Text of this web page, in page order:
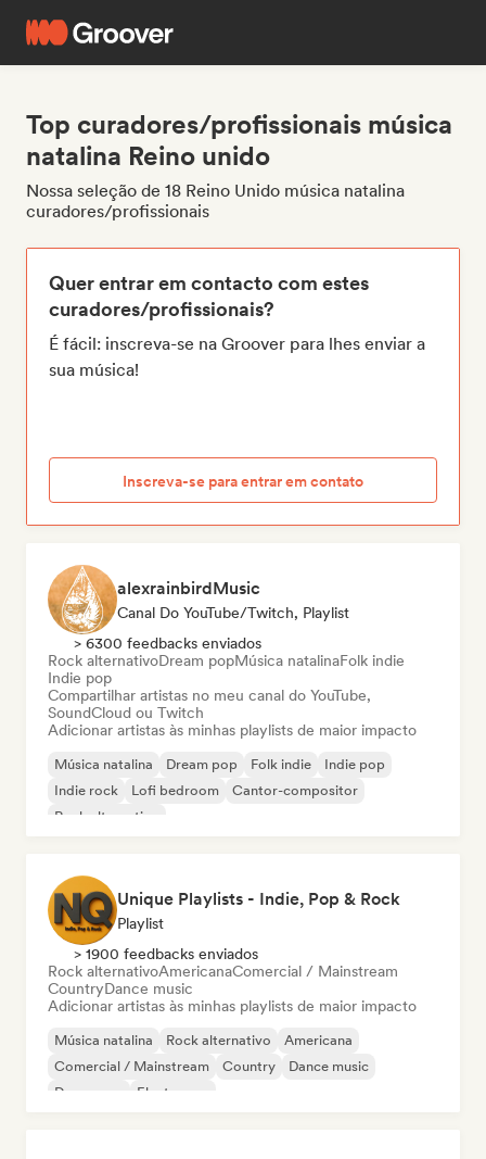
Top curadores/profissionais música
natalina Reino unido
Nossa seleção de 18 Reino Unido música natalina
curadores/profissionais
Quer entrar em contacto com estes
curadores/profissionais?
É fácil: inscreva-se na Groover para lhes enviar a
sua música!
Inscreva-se para entrar em contato
alexrainbirdMusic
Canal Do YouTube/Twitch, Playlist
> 6300 feedbacks enviados
Rock alternativoDream popMúsica natalinaFolk indie
Indie pop
Compartilhar artistas no meu canal do YouTube,
SoundCloud ou Twitch
Adicionar artistas às minhas playlists de maior impacto
Música natalina Dream pop Folk indie
Indie pop
Indie rock
Lofi bedroom
Cantor-compositor
Rock alternativo
Unique Playlists - Indie, Pop & Rock
Playlist
> 1900 feedbacks enviados
Rock alternativoAmericanaComercial / Mainstream
CountryDance music
Adicionar artistas às minhas playlists de maior impacto
Música natalina Rock alternativo
Americana
Comercial / Mainstream
Country
Dance music
Dance pop
Electropop